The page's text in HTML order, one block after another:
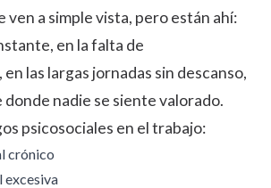
ven a simple vista, pero están ahí:
en la falta de
las largas jornadas sin descanso,
donde nadie se siente valorado.
psicosociales en el trabajo:
crónico
excesiva